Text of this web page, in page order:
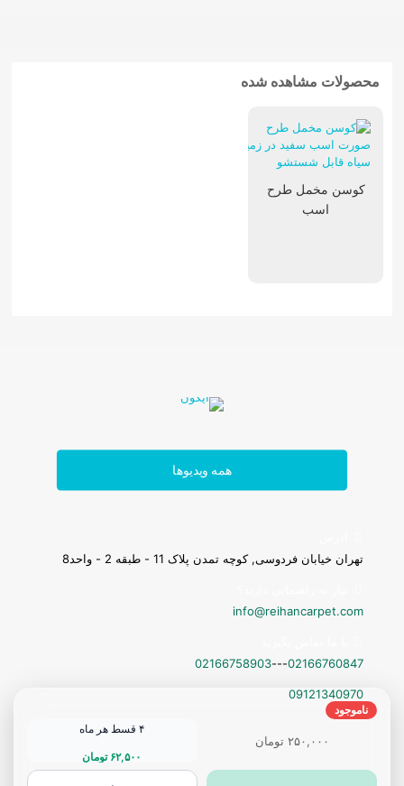
ناموجود
۲۵۰,۰۰۰ تومان
۴ قسط هر ماه
۶۲,۵۰۰ تومان
محصولات مشاهده شده
کوسن مخمل طرح
اسب
همه ویدیوها
تهران خیابان فردوسی, کوچه تمدن پلاک 11 - طبقه 2 - واحد8
info@reihancarpet.com
02166760847
---
02166758903
09121340970
تابلوفرش فرانسوی